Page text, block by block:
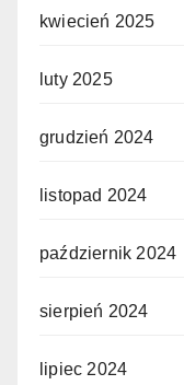
kwiecień 2025
luty 2025
grudzień 2024
listopad 2024
październik 2024
sierpień 2024
lipiec 2024